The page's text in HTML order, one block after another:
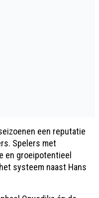
een reputatie
Spelers met
en groeipotentieel
systeem naast Hans